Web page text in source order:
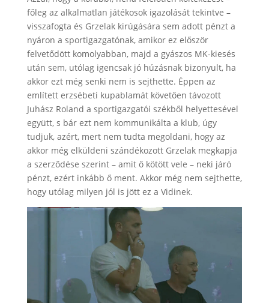
főleg az alkalmatlan játékosok igazolását tekintve –
visszafogta és Grzelak kirúgására sem adott pénzt a
nyáron a sportigazgatónak, amikor ez először
felvetődött komolyabban, majd a gyászos MK-kiesés
után sem, utólag igencsak jó húzásnak bizonyult, ha
akkor ezt még senki nem is sejthette. Éppen az
említett erzsébeti kupablamát követően távozott
Juhász Roland a sportigazgatói székből helyettesével
együtt, s bár ezt nem kommunikálta a klub, úgy
tudjuk, azért, mert nem tudta megoldani, hogy az
akkor még elküldeni szándékozott Grzelak megkapja
a szerződése szerint – amit ő kötött vele – neki járó
pénzt, ezért inkább ő ment. Akkor még nem sejthette,
hogy utólag milyen jól is jött ez a Vidinek.